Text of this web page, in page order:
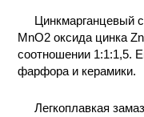
Цинкмарганцевый
МnО2 оксида цинка
соотношении 1:1:1,5.
фарфора и керамики.
Легкоплавкая